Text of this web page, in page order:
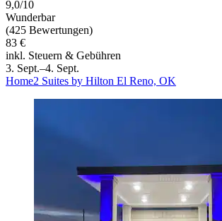
9,0/10
Wunderbar
(425 Bewertungen)
83 €
inkl. Steuern & Gebühren
3. Sept.–4. Sept.
Home2 Suites by Hilton El Reno, OK